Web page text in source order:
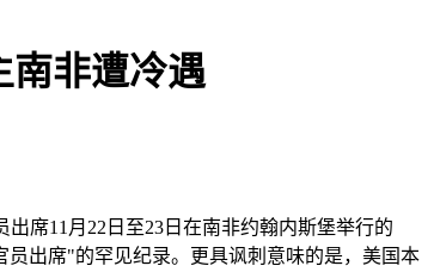
南非遭冷遇
席11月22日至23日在南非约翰内斯堡举行的
出席"的罕见纪录。更具讽刺意味的是，美国本